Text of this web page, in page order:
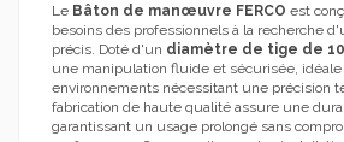
Le Bâton de manœuvre FERCO est
besoins des professionnels à la recherche
précis. Doté d'un diamètre de tige de
une manipulation fluide et sécurisée,
environnements nécessitant une précision
fabrication de haute qualité assure une
garantissant un usage prolongé sans